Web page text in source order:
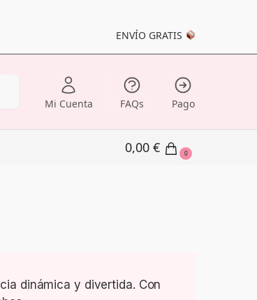
ENVÍO GRATIS
Mi Cuenta FAQs Pago
0,00 € 0
dinámica y divertida. Con